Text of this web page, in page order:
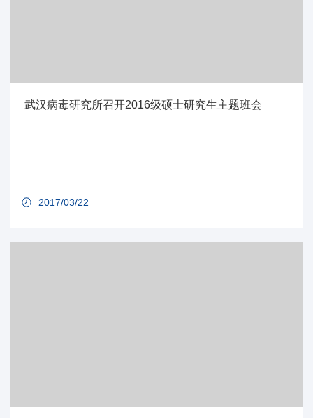
武汉病毒研究所召开2016级硕士研究生主题班会
2017/03/22